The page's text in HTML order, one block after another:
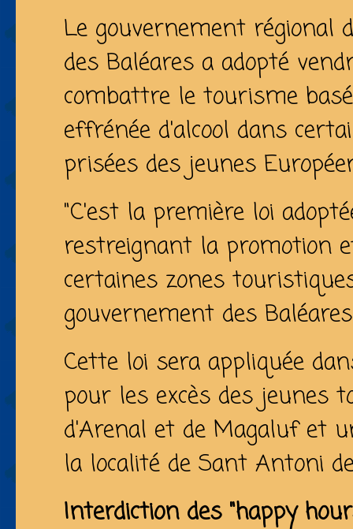
Le gouvernement régional
des Baléares a adopté
combattre le tourisme
effrénée d'alcool dans
prisées des jeunes
"C'est la première loi
restreignant la promotion
certaines zones
gouvernement des
Cette loi sera appliquée
pour les excès des jeunes
d'Arenal et de Magaluf et
la localité de Sant Antoni
Interdiction des "happy